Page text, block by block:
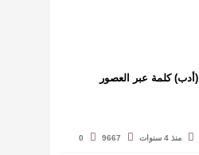
(أدب) كلمة عبر العصور
منذ 4 سنوات 9667
0